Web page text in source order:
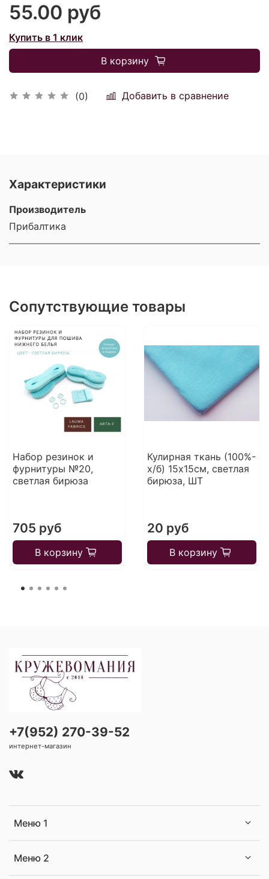
(0) Добавить в сравнение
55.00 руб
Купить в 1 клик
В корзину
Характеристики
Производитель
Прибалтика
Сопутствующие товары
Набор резинок и
фурнитуры №20,
светлая бирюза
705 руб
В корзину
Кулирная ткань (100%-
х/б) 15х15см, светлая
бирюза, ШТ
20 руб
В корзину
Меню 1
Меню 2
+7(952) 270-39-52
интернет-магазин